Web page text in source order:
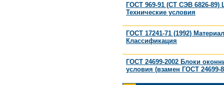
ГОСТ 969-91 (СТ СЭВ 6826-
Технические условия
ГОСТ 17241-71 (1992)
Классификация
ГОСТ 24699-2002 Блоки
условия (взамен ГОСТ 24699-